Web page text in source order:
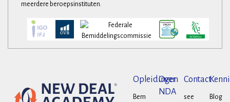
meerdere beroepsinstituten.
Opleidingen
Bem
Over
NDA
Contact
see
Blog